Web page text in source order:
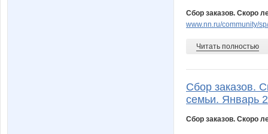
Сбор заказов. Скоро
www.nn.ru/community/
Читать полностью
Сбор заказов.
семьи. Январь
Сбор заказов. Скоро